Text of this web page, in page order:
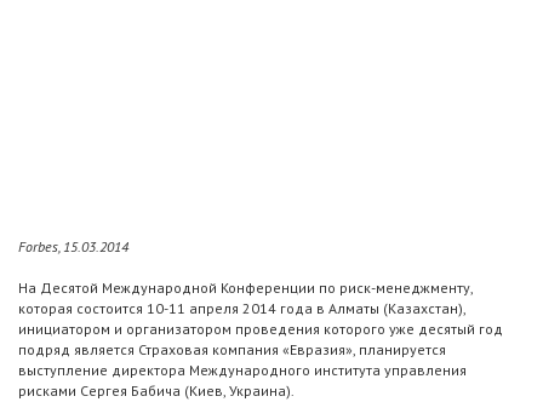
Forbes, 15.03.2014
На Десятой Международной Конференции по риск-менеджменту,
которая состоится 10-11 апреля 2014 года в Алматы (Казахстан),
инициатором и организатором проведения которого уже десятый год
подряд является Страховая компания «Евразия», планируется
выступление директора Международного института управления
рисками Сергея Бабича (Киев, Украина).